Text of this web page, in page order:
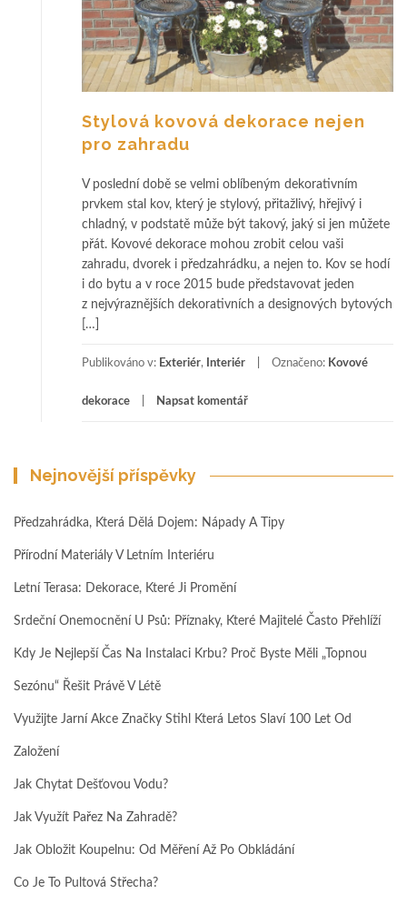
Stylová kovová dekorace nejen
pro zahradu
V poslední době se velmi oblíbeným dekorativním
prvkem stal kov, který je stylový, přitažlivý, hřejivý i
chladný, v podstatě může být takový, jaký si jen můžete
přát. Kovové dekorace mohou zrobit celou vaši
zahradu, dvorek i předzahrádku, a nejen to. Kov se hodí
i do bytu a v roce 2015 bude představovat jeden
z nejvýraznějších dekorativních a designových bytových
[…]
Publikováno v: Exteriér, Interiér Označeno: Kovové
dekorace Napsat komentář
Nejnovější příspěvky
Předzahrádka, Která Dělá Dojem: Nápady A Tipy
Přírodní Materiály V Letním Interiéru
Letní Terasa: Dekorace, Které Ji Promění
Srdeční Onemocnění U Psů: Příznaky, Které Majitelé Často Přehlíží
Kdy Je Nejlepší Čas Na Instalaci Krbu? Proč Byste Měli „topnou
Sezónu“ Řešit Právě V Létě
Využijte Jarní Akce Značky Stihl Která Letos Slaví 100 Let Od
Založení
Jak Chytat Dešťovou Vodu?
Jak Využít Pařez Na Zahradě?
Jak Obložit Koupelnu: Od Měření Až Po Obkládání
Co Je To Pultová Střecha?